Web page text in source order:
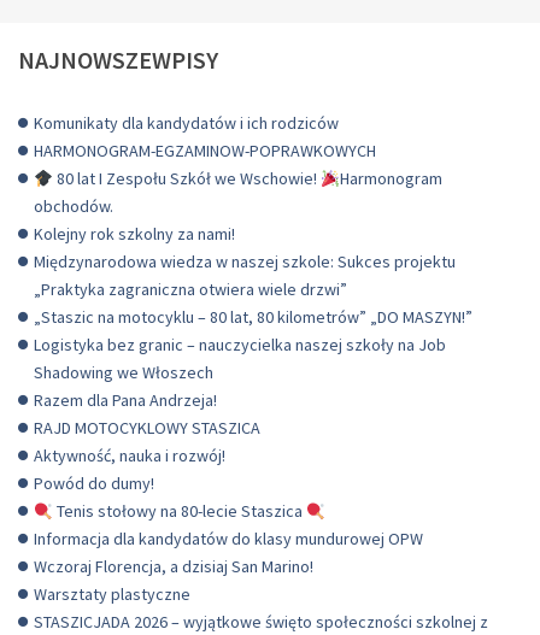
NAJNOWSZEWPISY
Komunikaty dla kandydatów i ich rodziców
HARMONOGRAM-EGZAMINOW-POPRAWKOWYCH
80 lat I Zespołu Szkół we Wschowie!
Harmonogram
obchodów.
Kolejny rok szkolny za nami!
Międzynarodowa wiedza w naszej szkole: Sukces projektu
„Praktyka zagraniczna otwiera wiele drzwi”
„Staszic na motocyklu – 80 lat, 80 kilometrów” „DO MASZYN!”
Logistyka bez granic – nauczycielka naszej szkoły na Job
Shadowing we Włoszech
Razem dla Pana Andrzeja!
RAJD MOTOCYKLOWY STASZICA
Aktywność, nauka i rozwój!
Powód do dumy!
Tenis stołowy na 80-lecie Staszica
Informacja dla kandydatów do klasy mundurowej OPW
Wczoraj Florencja, a dzisiaj San Marino!
Warsztaty plastyczne
STASZICJADA 2026 – wyjątkowe święto społeczności szkolnej z